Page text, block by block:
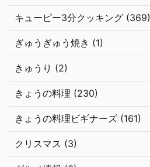
キューピー3分クッキング (369)
ぎゅうぎゅう焼き (1)
きゅうり (2)
きょうの料理 (230)
きょうの料理ビギナーズ (161)
クリスマス (3)